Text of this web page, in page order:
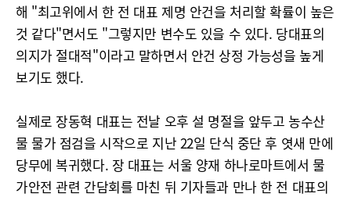
해 "최고위에서 한 전 대표 제명 안건을 처리할 확률이 높은
것 같다"면서도 "그렇지만 변수도 있을 수 있다. 당대표의
의지가 절대적"이라고 말하면서 안건 상정 가능성을 높게
보기도 했다.
실제로 장동혁 대표는 전날 오후 설 명절을 앞두고 농수산
물 물가 점검을 시작으로 지난 22일 단식 중단 후 엿새 만에
당무에 복귀했다. 장 대표는 서울 양재 하나로마트에서 물
가안전 관련 간담회를 마친 뒤 기자들과 만나 한 전 대표의